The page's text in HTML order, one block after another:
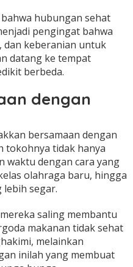
hubungan sehat
pengingat bahwa
dan keberanian untuk
datang ke tempat
berbeda.
dengan
bersamaan dengan
tokohnya tidak hanya
waktu dengan cara yang
olahraga baru, hingga
lebih segar.
saling membantu
makanan tidak sehat
melainkan
inilah yang membuat